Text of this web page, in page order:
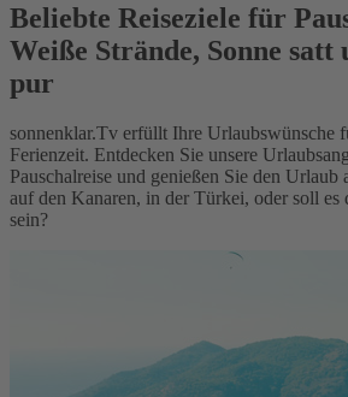
Beliebte Reiseziele für
Weiße Strände, Sonne
pur
sonnenklar.Tv erfüllt Ihre Urlaubswünsche
Ferienzeit. Entdecken Sie unsere
Pauschalreise und genießen Sie den Urlaub
auf den Kanaren, in der Türkei, oder soll es
sein?